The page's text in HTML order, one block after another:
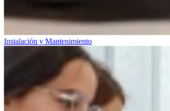
Instalación y Mantenimiento